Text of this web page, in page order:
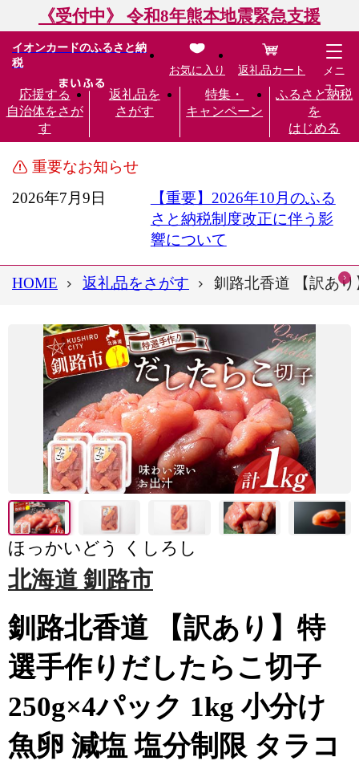
《受付中》 令和8年熊本地震緊急支援
イオンカードのふるさと納
税
応援する
自治体をさが
す
返礼品を
さがす
特集・
キャンペーン
ふるさと納税
を
はじめる
お気に入り 返礼品カート
メニ
ュー
重要なお知らせ
2026年7月9日
【重要】2026年10月のふる
さと納税制度改正に伴う影
響について
HOME 返礼品をさがす 釧路北香道 【訳あ
ほっかいどう くしろし
北海道 釧路市
釧路北香道 【訳あり】特
選手作りだしたらこ切子
250g×4パック 1kg 小分け
魚卵 減塩 塩分制限 タラコ